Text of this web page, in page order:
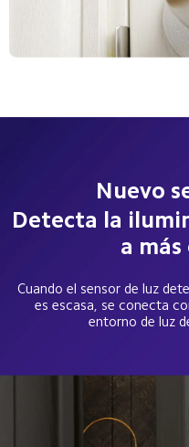
Nuevo
Detecta la
a
Cuando el sensor de luz
es escasa, se conecta
entorno de luz